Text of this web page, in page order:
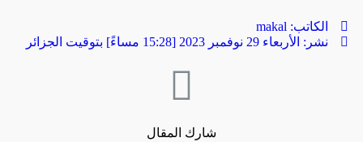
الكاتب: makal
نشر: الأربعاء 29 نوفمبر 2023 [15:28 مساءً] بتوقيت الجزائر
شارك المقال